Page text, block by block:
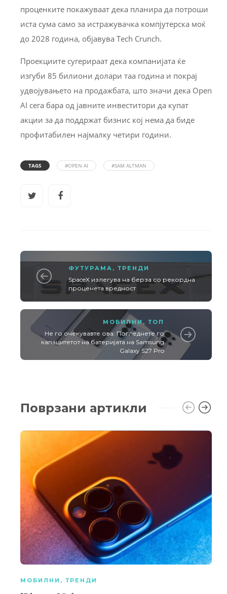
проценките покажуваат дека планира да потроши
иста сума само за истражувачка компјутерска моќ
до 2028 година, објавува Tech Crunch.
Проекциите сугерираат дека компанијата ќе
изгуби 85 билиони долари таа година и покрај
удвојувањето на продажбата, што значи дека Open
AI сега бара од јавните инвеститори да купат
акции за да поддржат бизнис кој нема да биде
профитабилен најмалку четири години.
TAGS #OPEN AI #SAM ALTMAN
ФУТУРАМА , ТРЕНДИ
SpaceX излегува на берза со рекордна
проценета вредност
МОБИЛНИ, ТОП
Не го очекувавте ова: Погледнете го
капацитетот на батеријата на Samsung
Galaxy S27 Pro
Поврзани артикли
МОБИЛНИ , ТРЕНДИ